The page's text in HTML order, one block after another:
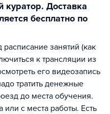
куратор. Доставка
бесплатно по
к трансляции из
его видеозапись
тратить денежные
до места обучения.
с места работы. Есть